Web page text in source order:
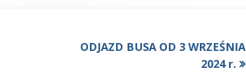
Następny
ODJAZD BUSA OD 3 WRZEŚNIA
2024 r.